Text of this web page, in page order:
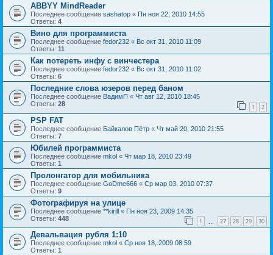
ABBYY MindReader
Последнее сообщение sashatop « Пн ноя 22, 2010 14:55
Ответы: 4
Вино для программиста
Последнее сообщение fedor232 « Вс окт 31, 2010 11:09
Ответы: 11
Как потереть инфу с винчестера
Последнее сообщение fedor232 « Вс окт 31, 2010 11:02
Ответы: 6
Последние слова юзеров перед баном
Последнее сообщение ВадимП « Чт авг 12, 2010 18:45
Ответы: 28 1 2
PSP FAT
Последнее сообщение Байкалов Пётр « Чт май 20, 2010 21:55
Ответы: 7
Юбилей программиста
Последнее сообщение mkol « Чт мар 18, 2010 23:49
Ответы: 1
Пролонгатор для мобильника
Последнее сообщение GoDme666 « Ср мар 03, 2010 07:37
Ответы: 9
Фотографируя на улице
Последнее сообщение **kirill « Пн ноя 23, 2009 14:35
Ответы: 448 1 27 28 29 30
Девальвация рубля 1:10
Последнее сообщение mkol « Ср ноя 18, 2009 08:59
Ответы: 1